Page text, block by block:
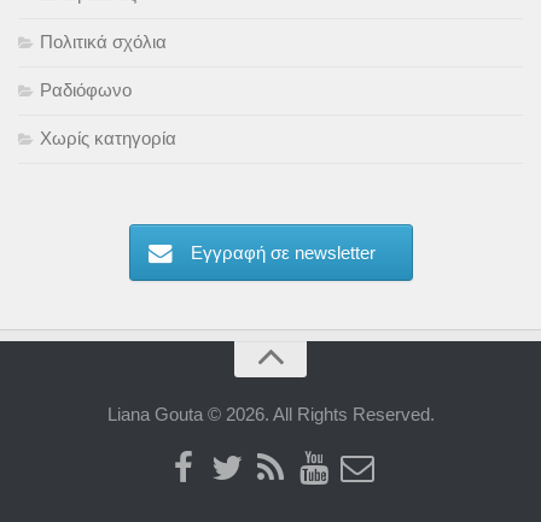
Πολιτικά σχόλια
Ραδιόφωνο
Χωρίς κατηγορία
Εγγραφή σε newsletter
Liana Gouta © 2026. All Rights Reserved.